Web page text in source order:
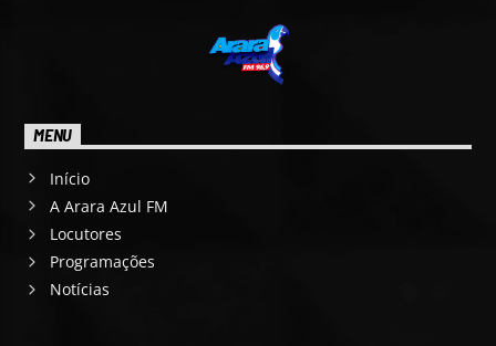
MENU
Início
A Arara Azul FM
Locutores
Programações
Notícias